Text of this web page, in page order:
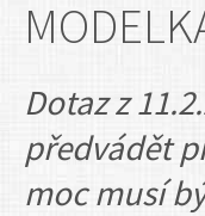
Dotaz z
předvádět
moc musí